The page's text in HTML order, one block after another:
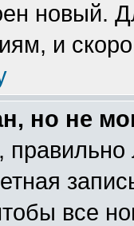
новый.
и
но не
все